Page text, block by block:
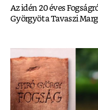
Az idén 20 éves
Györgyöt a Tavaszi